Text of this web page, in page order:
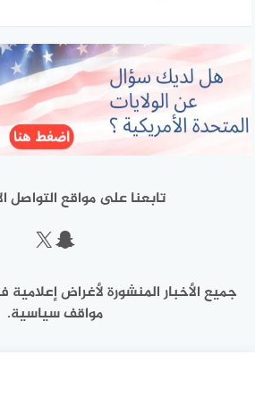
تابعنا على مواقع التواصل
سناب شات
إكس
جميع الأخبار المنشورة لأغراض
مواقف سياسية.